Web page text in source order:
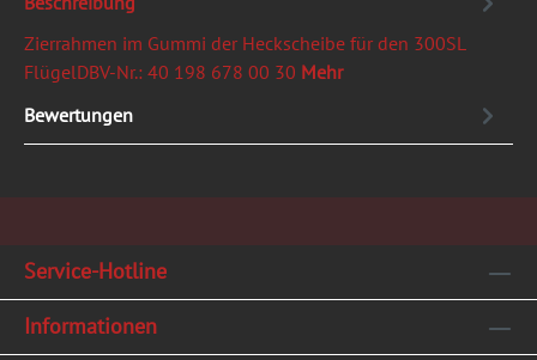
Zierrahmen im Gummi der Heckscheibe für den 300SL
FlügelDBV-Nr.: 40 198 678 00 30 Mehr
Bewertungen
Service-Hotline
Informationen